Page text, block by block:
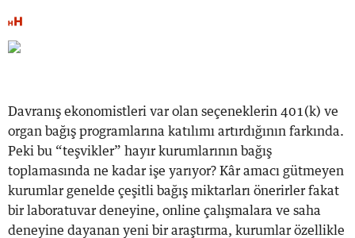
Davranış ekonomistleri var olan seçeneklerin 401(k) ve
organ bağış programlarına katılımı artırdığının farkında.
Peki bu “teşvikler” hayır kurumlarının bağış
toplamasında ne kadar işe yarıyor? Kâr amacı gütmeyen
kurumlar genelde çeşitli bağış miktarları önerirler fakat
bir laboratuvar deneyine, online çalışmalara ve saha
deneyine dayanan yeni bir araştırma, kurumlar özellikle